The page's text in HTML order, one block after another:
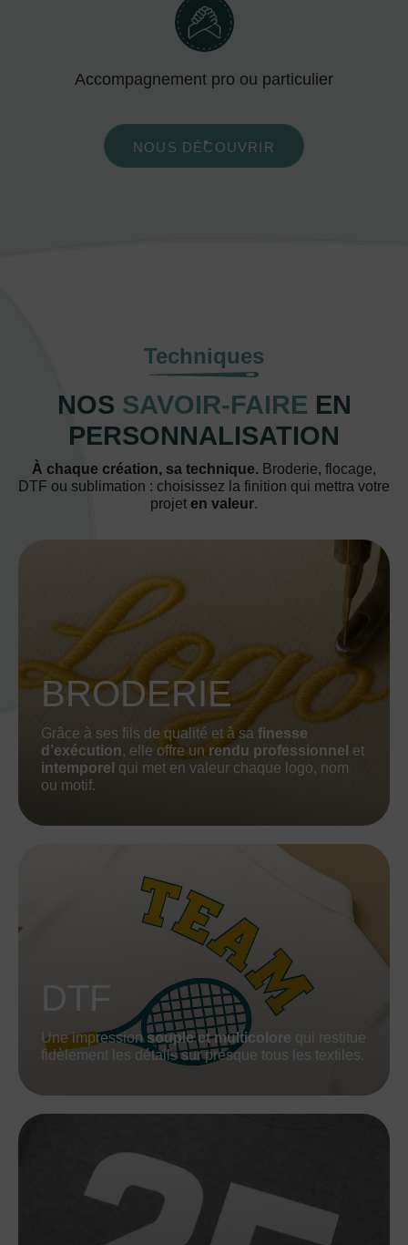
Accompagnement pro ou particulier
NOUS DÉCOUVRIR
Techniques
NOS SAVOIR-FAIRE EN
PERSONNALISATION
À chaque création, sa technique. Broderie, flocage,
DTF ou sublimation : choisissez la finition qui mettra votre
projet en valeur.
BRODERIE
Grâce à ses fils de qualité et à sa finesse
d’exécution, elle offre un rendu professionnel et
intemporel qui met en valeur chaque logo, nom
ou motif.
DTF
Une impressionsouple et multicolore qui restitue
fidèlement les détails sur presque tous les textiles.